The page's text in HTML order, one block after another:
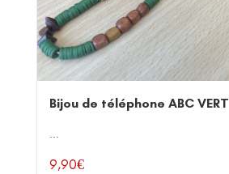
Bijou de téléphone ABC VERT
...
9,90€